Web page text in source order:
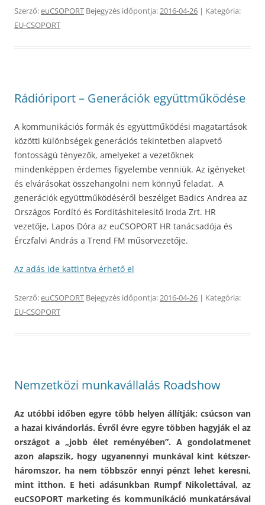
Szerző:euCSOPORT Bejegyzés időpontja:2016-04-26 | Kategória:
EU-CSOPORT
Rádióriport – Generációk együttműködése
A kommunikációs formák és együttműködési magatartások
közötti különbségek generációs tekintetben alapvető
fontosságú tényezők, amelyeket a vezetőknek
mindenképpen érdemes figyelembe venniük. Az igényeket
és elvárásokat összehangolni nem könnyű feladat. A
generációk együttműködéséről beszélget Badics Andrea az
Országos Fordító és Fordításhitelesítő Iroda Zrt. HR
vezetője, Lapos Dóra az euCSOPORT HR tanácsadója és
Érczfalvi András a Trend FM műsorvezetője.
Az adás ide kattintva érhető el
Szerző:euCSOPORT Bejegyzés időpontja:2016-04-26 | Kategória:
EU-CSOPORT
Nemzetközi munkavállalás Roadshow
Az utóbbi időben egyre több helyen állítják; csúcson van
a hazai kivándorlás. Évről évre egyre többen hagyják el az
országot a „jobb élet reményében”. A gondolatmenet
azon alapszik, hogy ugyanennyi munkával kint kétszer-
háromszor, ha nem többször ennyi pénzt lehet keresni,
mint itthon. E heti adásunkban Rumpf Nikolettával, az
euCSOPORT marketing és kommunikáció munkatársával